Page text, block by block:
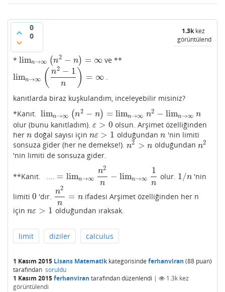
0
0
1.3kkez
görüntülendi
* limn→∞ (n2 − n) = ∞
limn→∞( n2−n)= ∞ ve **
limn→∞ ( n2 − 1
n ) = ∞
limn→∞( n −1n)=∞ .
kanıtlarda biraz kuşkulandım, inceleyebilir misiniz?
*Kanıt. limn→∞ (n2 − n) = limn→∞ n2 − limn→∞ n
limn→∞( n2−n)= lim n→ ∞n2−lim n→ ∞n
olur (bunu kanıtladım). ε > 0
ε>0
olsun. Arşimet özelliğinden
her n
n doğal sayısı için nε > 1
nε>1 olduğundann
n 'nin limiti
sonsuza gider (her ne demekse!). n2
n2 >
> n
n olduğundan n2
n2
'nin limiti de sonsuza gider.
**Kanıt. .... =
= limn→∞
n2
n
− limn→∞
1
n
limn→∞n2n− limn→∞1n olur. 1/n
1/n 'nin
limiti 0
0 'dır.
n2
n
= n
n2n =n
ifadesi Arşimet özelliğinden her n
için nε > 1
nε> 1 olduğundan ıraksak.
limit diziler calculus
1 Kasım 2015 Lisans Matematikkategorisinde ferhanviran (88 puan)
tarafından soruldu
1 Kasım 2015ferhanviran tarafındandüzenlendi | 1.3k kez
görüntülendi